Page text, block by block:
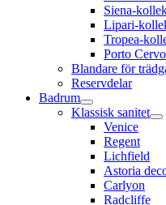
Siena-
Lipari-
Tropea-
Porto
Blandare för
Reservdelar
Badrum
Klassisk sanitet
Venice
Regent
Lichfield
Astoria
Carlyon
Radcliffe